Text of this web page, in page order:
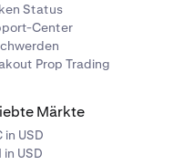
ist es
Ether (ETH) sicher
Ganzen gibt es
Status
Center
Prop Trading
Märkte
in USD
in USD